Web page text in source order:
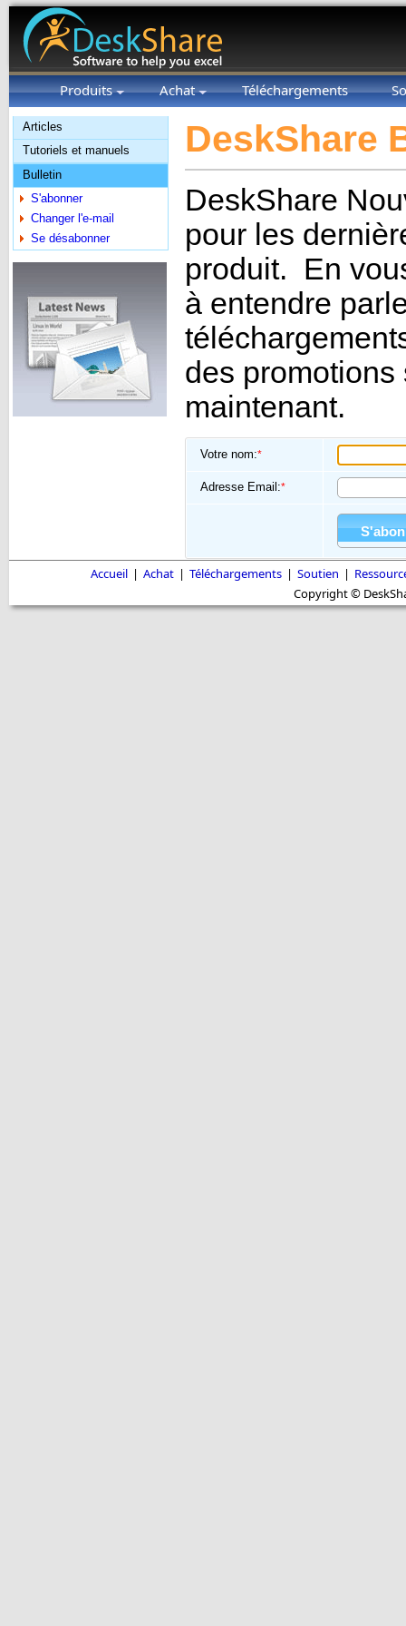
Produits Achat Téléchargements
Articles
Tutoriels et manuels
Bulletin
S'abonner
Changer l'e-mail
Se désabonner
DeskShare
DeskShare
pour les
produit. En
à entendre
des
maintenant.
Votre nom:*
Adresse Email:*
Accueil | Achat | Téléchargements | Soutien |
Copyright ©